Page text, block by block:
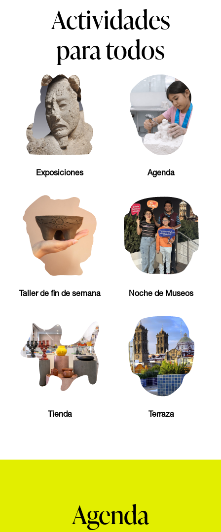
Actividades
para todos
Exposiciones Agenda
Taller de fin de semana Noche de Museos
Tienda Terraza
Agenda